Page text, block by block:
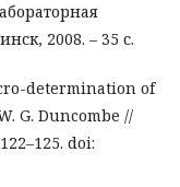
2008. – 35 с.
determination of
G. Duncombe //
doi: